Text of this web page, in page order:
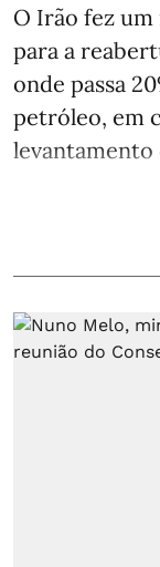
O Irão fez
para a
onde passa
petróleo, em
levantamento